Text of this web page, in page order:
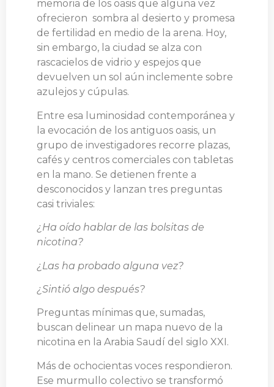
memoria de los oasis que alguna vez
ofrecieron sombra al desierto y promesa
de fertilidad en medio de la arena. Hoy,
sin embargo, la ciudad se alza con
rascacielos de vidrio y espejos que
devuelven un sol aún inclemente sobre
azulejos y cúpulas.
Entre esa luminosidad contemporánea y
la evocación de los antiguos oasis, un
grupo de investigadores recorre plazas,
cafés y centros comerciales con tabletas
en la mano. Se detienen frente a
desconocidos y lanzan tres preguntas
casi triviales:
¿Ha oído hablar de las bolsitas de
nicotina?
¿Las ha probado alguna vez?
¿Sintió algo después?
Preguntas mínimas que, sumadas,
buscan delinear un mapa nuevo de la
nicotina en la Arabia Saudí del siglo XXI.
Más de ochocientas voces respondieron.
Ese murmullo colectivo se transformó